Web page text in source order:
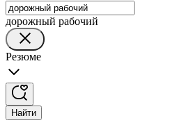
дорожный рабочий
Резюме
Найти